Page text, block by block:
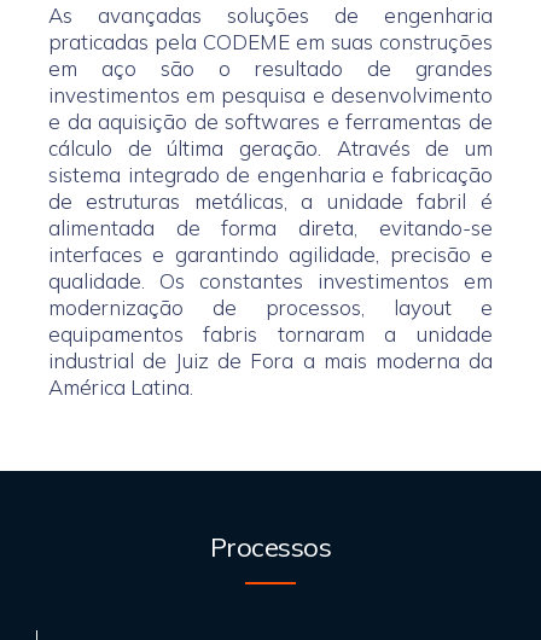
As avançadas soluções de engenharia
praticadas pela CODEME em suas construções
em aço são o resultado de grandes
investimentos em pesquisa e desenvolvimento
e da aquisição de softwares e ferramentas de
cálculo de última geração. Através de um
sistema integrado de engenharia e fabricação
de estruturas metálicas, a unidade fabril é
alimentada de forma direta, evitando-se
interfaces e garantindo agilidade, precisão e
qualidade. Os constantes investimentos em
modernização de processos, layout e
equipamentos fabris tornaram a unidade
industrial de Juiz de Fora a mais moderna da
América Latina.
Processos